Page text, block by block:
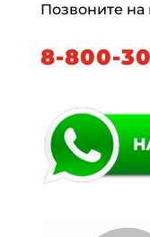
Позвоните
8-800-